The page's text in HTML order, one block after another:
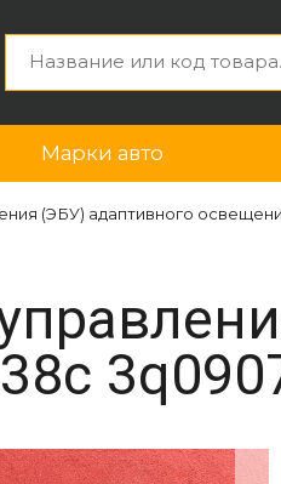
Марки авто
(ЭБУ) адаптивного